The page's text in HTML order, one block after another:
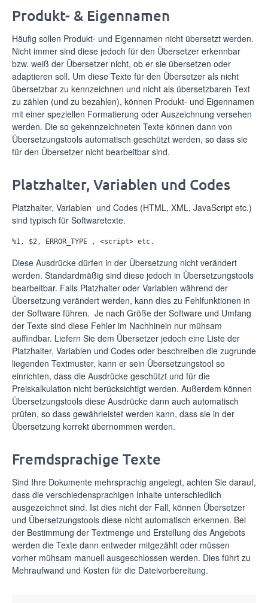
Produkt- & Eigennamen
Häufig sollen Produkt- und Eigennamen nicht übersetzt werden.
Nicht immer sind diese jedoch für den Übersetzer erkennbar
bzw. weiß der Übersetzer nicht, ob er sie übersetzen oder
adaptieren soll. Um diese Texte für den Übersetzer als nicht
übersetzbar zu kennzeichnen und nicht als übersetzbaren Text
zu zählen (und zu bezahlen), können Produkt- und Eigennamen
mit einer speziellen Formatierung oder Auszeichnung versehen
werden. Die so gekennzeichneten Texte können dann von
Übersetzungstools automatisch geschützt werden, so dass sie
für den Übersetzer nicht bearbeitbar sind.
Platzhalter, Variablen und Codes
Platzhalter, Variablen und Codes (HTML, XML, JavaScript etc.)
sind typisch für Softwaretexte.
%1, $2, ERROR_TYPE , <script> etc.
Diese Ausdrücke dürfen in der Übersetzung nicht verändert
werden. Standardmäßig sind diese jedoch in Übersetzungstools
bearbeitbar. Falls Platzhalter oder Variablen während der
Übersetzung verändert werden, kann dies zu Fehlfunktionen in
der Software führen. Je nach Größe der Software und Umfang
der Texte sind diese Fehler im Nachhinein nur mühsam
auffindbar. Liefern Sie dem Übersetzer jedoch eine Liste der
Platzhalter, Variablen und Codes oder beschreiben die zugrunde
liegenden Textmuster, kann er sein Übersetzungstool so
einrichten, dass die Ausdrücke geschützt und für die
Preiskalkulation nicht berücksichtigt werden. Außerdem können
Übersetzungstools diese Ausdrücke dann auch automatisch
prüfen, so dass gewährleistet werden kann, dass sie in der
Übersetzung korrekt übernommen werden.
Fremdsprachige Texte
Sind Ihre Dokumente mehrsprachig angelegt, achten Sie darauf,
dass die verschiedensprachigen Inhalte unterschiedlich
ausgezeichnet sind. Ist dies nicht der Fall, können Übersetzer
und Übersetzungstools diese nicht automatisch erkennen. Bei
der Bestimmung der Textmenge und Erstellung des Angebots
werden die Texte dann entweder mitgezählt oder müssen
vorher mühsam manuell ausgeschlossen werden. Dies führt zu
Mehraufwand und Kosten für die Dateivorbereitung.